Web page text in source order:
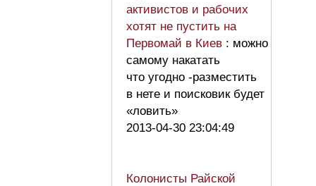
активистов и рабочих
хотят не пустить на
Первомай в Киев : можно
самому накатать
что угодно -разместить
в нете и поисковик будет
«ловить»
2013-04-30 23:04:49
Колонисты Райской